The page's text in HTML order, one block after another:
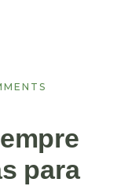
para